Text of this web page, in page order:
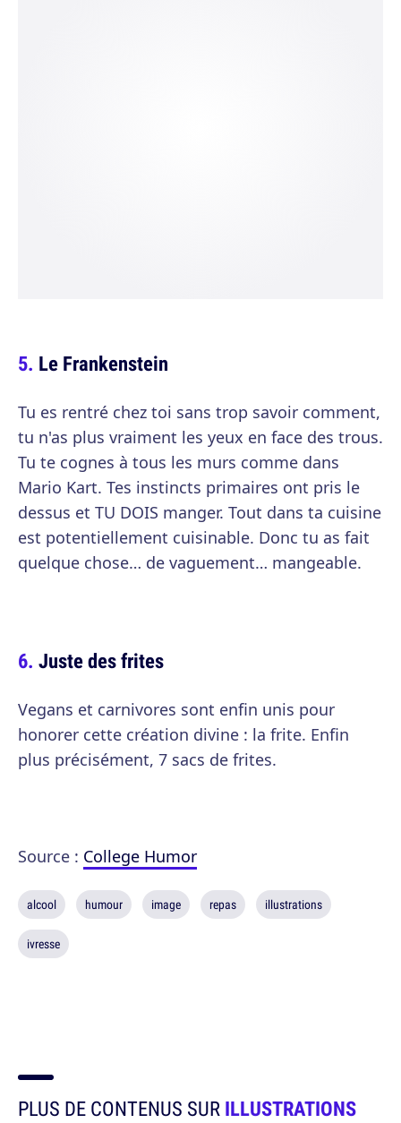
Le Frankenstein
Tu es rentré chez toi sans trop savoir comment,
tu n'as plus vraiment les yeux en face des trous.
Tu te cognes à tous les murs comme dans
Mario Kart. Tes instincts primaires ont pris le
dessus et TU DOIS manger. Tout dans ta cuisine
est potentiellement cuisinable. Donc tu as fait
quelque chose… de vaguement… mangeable.
Juste des frites
Vegans et carnivores sont enfin unis pour
honorer cette création divine : la frite. Enfin
plus précisément, 7 sacs de frites.
Source : College Humor
alcool humour image repas illustrations
ivresse
PLUS DE CONTENUS SURILLUSTRATIONS